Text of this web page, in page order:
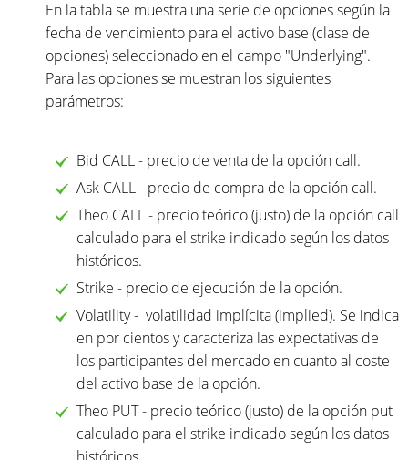
En la tabla se muestra una serie de opciones según la
fecha de vencimiento para el activo base (clase de
opciones) seleccionado en el campo "Underlying".
Para las opciones se muestran los siguientes
parámetros:
Bid CALL - precio de venta de la opción call.
Ask CALL - precio de compra de la opción call.
Theo CALL - precio teórico (justo) de la opción call
calculado para el strike indicado según los datos
históricos.
Strike - precio de ejecución de la opción.
Volatility - volatilidad implícita (implied). Se indica
en por cientos y caracteriza las expectativas de
los participantes del mercado en cuanto al coste
del activo base de la opción.
Theo PUT - precio teórico (justo) de la opción put
calculado para el strike indicado según los datos